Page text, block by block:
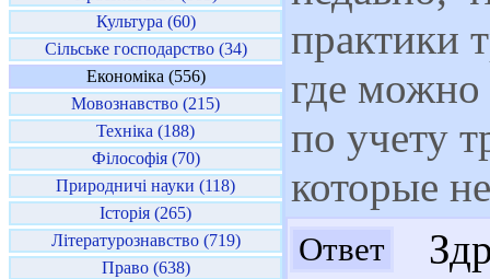
Культура (60)
Сільське господарство (34)
Економіка (556)
Мовознавство (215)
Техніка (188)
Філософія (70)
Природничі науки (118)
Історія (265)
Літературознавство (719)
Право (638)
практики
где можно
по учету
которые
Ответ